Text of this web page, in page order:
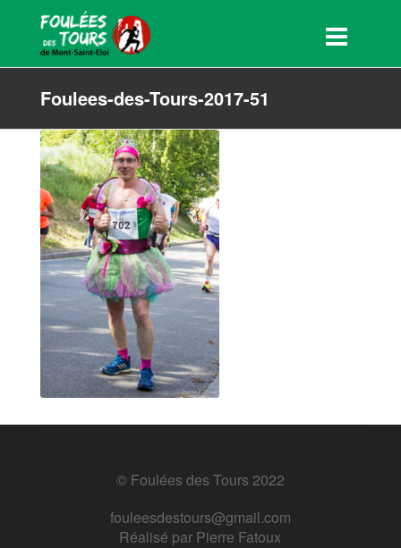
Foulees-des-Tours-2017-51
© Foulées des Tours 2022
fouleesdestours@gmail.com
Réalisé par Pierre Fatoux